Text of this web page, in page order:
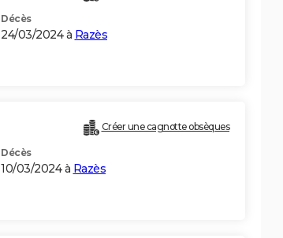
Décès
24/03/2024 à Razès
Créer une cagnotte obsèques
Décès
10/03/2024 à Razès